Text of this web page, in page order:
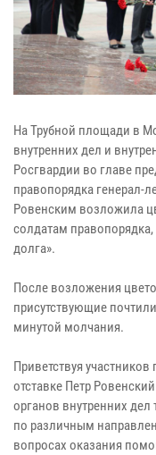
На Трубной площади в
внутренних дел и
Росгвардии во главе
правопорядка генерал-
Ровенским возложила
солдатам
долга».
После возложения
присутствующие
минутой молчания.
Приветствуя
отставке Петр
органов внутренних
по различным
вопросах оказания